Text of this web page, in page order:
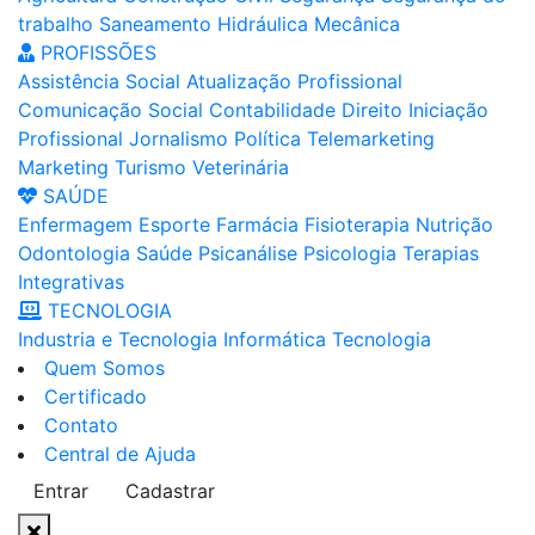
trabalho Saneamento Hidráulica Mecânica
PROFISSÕES
Assistência Social Atualização Profissional
Comunicação Social Contabilidade Direito Iniciação
Profissional Jornalismo Política Telemarketing
Marketing Turismo Veterinária
SAÚDE
Enfermagem Esporte Farmácia Fisioterapia Nutrição
Odontologia Saúde Psicanálise Psicologia Terapias
Integrativas
TECNOLOGIA
Industria e Tecnologia Informática Tecnologia
Quem Somos
Certificado
Contato
Central de Ajuda
Entrar
Cadastrar